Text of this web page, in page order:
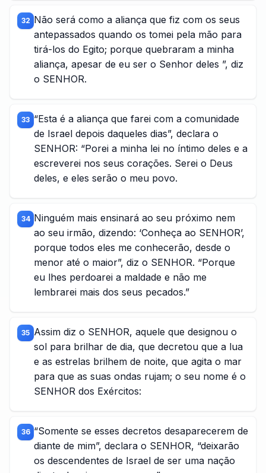
32 Não será como a aliança que fiz com os seus
antepassados quando os tomei pela mão para
tirá-los do Egito; porque quebraram a minha
aliança, apesar de eu ser o Senhor deles ”, diz
o SENHOR.
33 “Esta é a aliança que farei com a comunidade
de Israel depois daqueles dias”, declara o
SENHOR: “Porei a minha lei no íntimo deles e a
escreverei nos seus corações. Serei o Deus
deles, e eles serão o meu povo.
34 Ninguém mais ensinará ao seu próximo nem
ao seu irmão, dizendo: ‘Conheça ao SENHOR’,
porque todos eles me conhecerão, desde o
menor até o maior”, diz o SENHOR. “Porque
eu lhes perdoarei a maldade e não me
lembrarei mais dos seus pecados.”
35 Assim diz o SENHOR, aquele que designou o
sol para brilhar de dia, que decretou que a lua
e as estrelas brilhem de noite, que agita o mar
para que as suas ondas rujam; o seu nome é o
SENHOR dos Exércitos:
36 “Somente se esses decretos desaparecerem de
diante de mim”, declara o SENHOR, “deixarão
os descendentes de Israel de ser uma nação